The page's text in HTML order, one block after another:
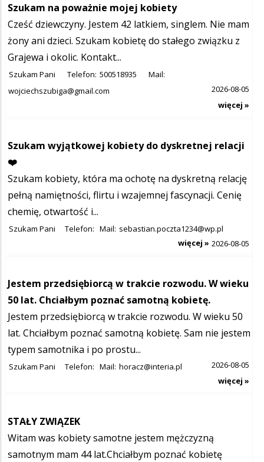
Szukam na poważnie mojej kobiety
Cześć dziewczyny. Jestem 42 latkiem, singlem. Nie mam
żony ani dzieci. Szukam kobietę do stałego związku z
Grajewa i okolic. Kontakt...
Szukam Pani Telefon: 500518935
Mail:
wojciechszubiga@gmail.com
2026-08-05
więcej »
Szukam wyjątkowej kobiety do dyskretnej relacji
❤️
Szukam kobiety, która ma ochotę na dyskretną relację
pełną namiętności, flirtu i wzajemnej fascynacji. Cenię
chemię, otwartość i...
Szukam Pani Telefon: Mail: sebastian.poczta1234@wp.pl
2026-08-05
więcej »
Jestem przedsiębiorcą w trakcie rozwodu. W wieku
50 lat. Chciałbym poznać samotną kobietę.
Jestem przedsiębiorcą w trakcie rozwodu. W wieku 50
lat. Chciałbym poznać samotną kobietę. Sam nie jestem
typem samotnika i po prostu...
Szukam Pani Telefon: Mail: horacz@interia.pl
2026-08-05
więcej »
STAŁY ZWIĄZEK
Witam was kobiety samotne jestem mężczyzną
samotnym mam 44 lat.Chciałbym poznać kobietę